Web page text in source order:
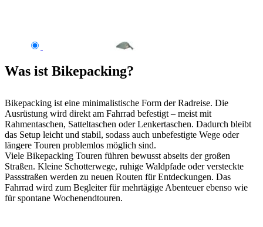
Was ist Bikepacking?
Bikepacking ist eine minimalistische Form der Radreise. Die
Ausrüstung wird direkt am Fahrrad befestigt – meist mit
Rahmentaschen, Satteltaschen oder Lenkertaschen. Dadurch bleibt
das Setup leicht und stabil, sodass auch unbefestigte Wege oder
längere Touren problemlos möglich sind.
Viele Bikepacking Touren führen bewusst abseits der großen
Straßen. Kleine Schotterwege, ruhige Waldpfade oder versteckte
Passstraßen werden zu neuen Routen für Entdeckungen. Das
Fahrrad wird zum Begleiter für mehrtägige Abenteuer ebenso wie
für spontane Wochenendtouren.